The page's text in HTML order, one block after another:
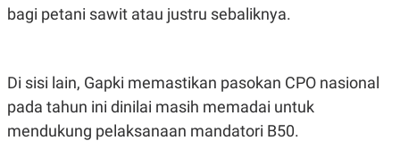
USE
PEDOMAN
PEMBERITAAN
SIBER
bagi petani sawit atau justru sebaliknya.
Di sisi lain, Gapki memastikan pasokan CPO nasional
pada tahun ini dinilai masih memadai untuk
mendukung pelaksanaan mandatori B50.